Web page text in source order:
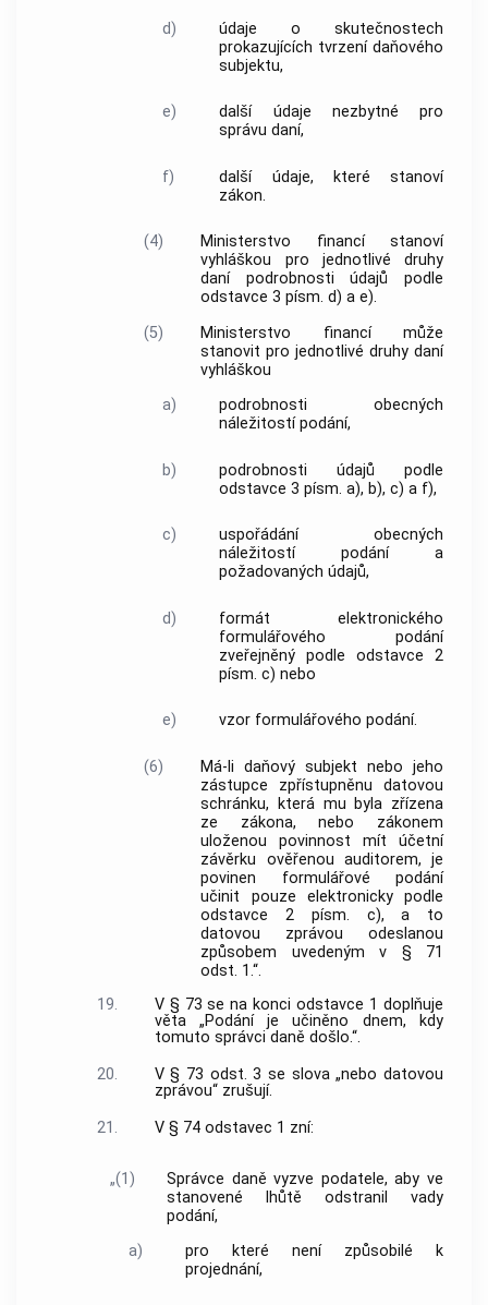
d)
údaje o skutečnostech
prokazujících tvrzení daňového
subjektu,
e)
další údaje nezbytné pro
správu daní,
f)
další údaje, které stanoví
zákon.
(4)
Ministerstvo financí stanoví
vyhláškou pro jednotlivé druhy
daní podrobnosti údajů podle
odstavce 3 písm. d) a e).
(5)
Ministerstvo financí může
stanovit pro jednotlivé druhy daní
vyhláškou
a)
podrobnosti obecných
náležitostí podání,
b)
podrobnosti údajů podle
odstavce 3 písm. a), b), c) a f),
c)
uspořádání obecných
náležitostí podání a
požadovaných údajů,
d)
formát elektronického
formulářového podání
zveřejněný podle odstavce 2
písm. c) nebo
e) vzor formulářového podání.
(6)
Má-li daňový subjekt nebo jeho
zástupce zpřístupněnu datovou
schránku, která mu byla zřízena
ze zákona, nebo zákonem
uloženou povinnost mít účetní
závěrku ověřenou auditorem, je
povinen formulářové podání
učinit pouze elektronicky podle
odstavce 2 písm. c), a to
datovou zprávou odeslanou
způsobem uvedeným v § 71
odst. 1.“.
19.
V § 73 se na konci odstavce 1 doplňuje
věta „Podání je učiněno dnem, kdy
tomuto správci daně došlo.“.
20.
V § 73 odst. 3 se slova „nebo datovou
zprávou“ zrušují.
21.
V § 74 odstavec 1 zní:
„(1)
Správce daně vyzve podatele, aby ve
stanovené lhůtě odstranil vady
podání,
a)
pro které není způsobilé k
projednání,